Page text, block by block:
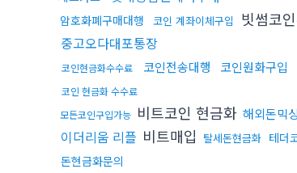
암호화폐구매대행 코인 계좌이체구입 빗썸코
중고오다대포통장
코인현금화수수료 코인전송대행 코인원화구입
코인 현금화 수수료
모든코인구입가능 비트코인 현금화 해외돈믹싱
이더리움 리플 비트매입 탈세돈현금화 테더
돈현금화문의